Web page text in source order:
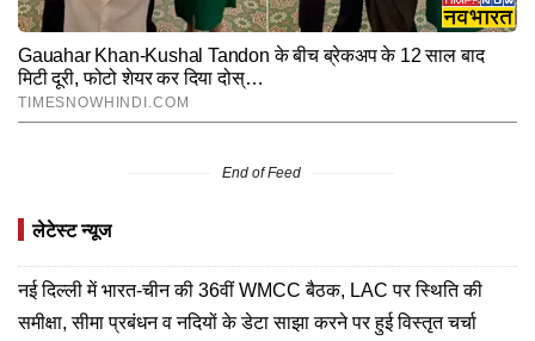
End of Feed
लेटेस्ट न्यूज
नई दिल्ली में भारत-चीन की 36वीं WMCC बैठक, LAC पर स्थिति की
समीक्षा, सीमा प्रबंधन व नदियों के डेटा साझा करने पर हुई विस्तृत चर्चा